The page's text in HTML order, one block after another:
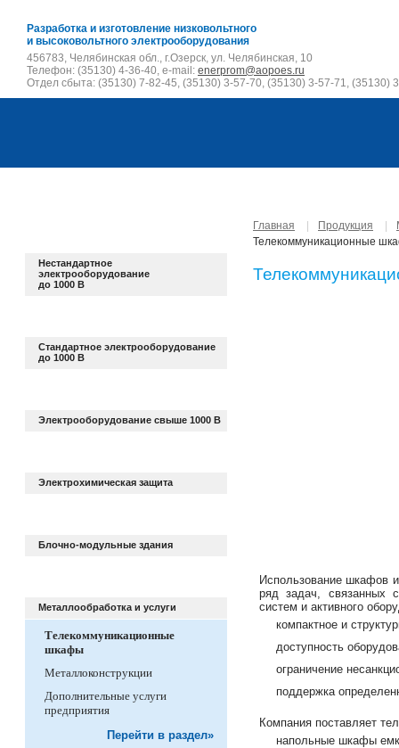
Разработка и изготовление низковольтного
и высоковольтного электрооборудования
456783, Челябинская обл., г.Озерск, ул. Челябинская, 10
Телефон: (35130) 4-36-40, e-mail: enerprom@aopoes.ru
Отдел сбыта: (35130) 7-82-45, (35130) 3-57-70, (35130) 3-57-71, (35130)
Нестандартное
электрооборудование
до 1000 В
Стандартное электрооборудование
до 1000 В
Электрооборудование свыше 1000 В
Электрохимическая защита
Блочно-модульные здания
Металлообработка и услуги
Телекоммуникационные
шкафы
Металлоконструкции
Дополнительные услуги
предприятия
Перейти в раздел»
Главная Продукция
Телекоммуникационные
Использование шкафов
ряд задач, связанных
систем и активного
компактное и
доступность
ограничение
поддержка
Компания поставляет
напольные шкафы